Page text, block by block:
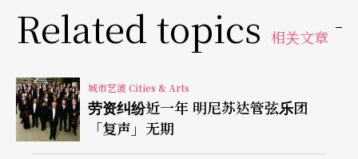
步行遍天下，六七人百万雄兵」，这是一种非常概
很严重，几十年来场面愈来愈大，手段愈来愈新，
而且愈来愈复杂，这种奢华的方式与京剧所蕴含的
美学内涵是本质冲突的。
Related topics 相关文章
城市艺波 Cities & Arts
劳资纠纷近一年 明尼苏达管弦乐团
「复声」无期